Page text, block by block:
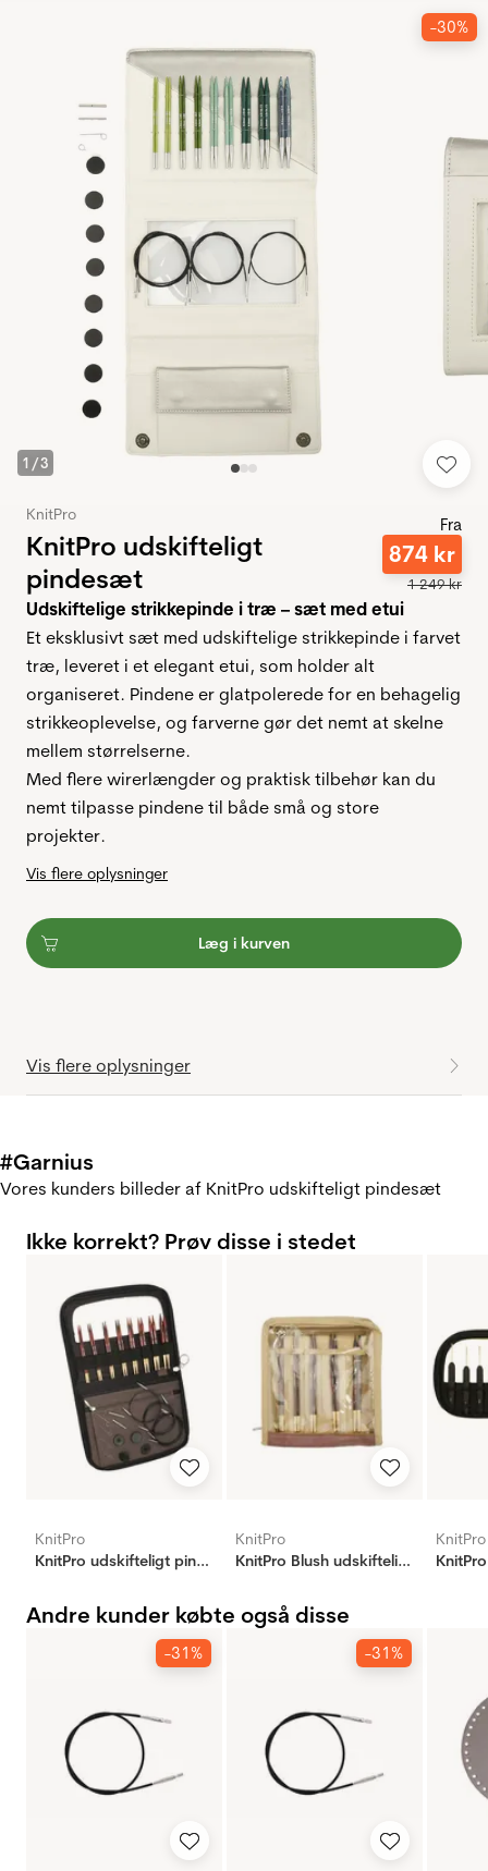
1 /3
-30%
KnitPro
KnitPro udskifteligt
pindesæt
Fra
874 kr
1249kr
Udskiftelige strikkepinde i træ – sæt med etui
Et eksklusivt sæt med udskiftelige strikkepinde i farvet
træ, leveret i et elegant etui, som holder alt
organiseret. Pindene er glatpolerede for en behagelig
strikkeoplevelse, og farverne gør det nemt at skelne
mellem størrelserne.
Med flere wirerlængder og praktisk tilbehør kan du
nemt tilpasse pindene til både små og store
projekter.
Vis flere oplysninger
Læg i kurven
Vis flere oplysninger
#Garnius
Vores kunders billeder af KnitPro udskifteligt pindesæt
Ikke korrekt? Prøv disse i stedet
KnitPro
KnitPro udskifteligt pindesæt
KnitPro
KnitPro Blush udskifteligt sæt
KnitPro
Andre kunder købte også disse
-31% -31%